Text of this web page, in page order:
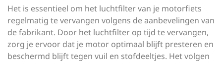
Het is essentieel om het luchtfilter van je motorfiets
regelmatig te vervangen volgens de aanbevelingen van
de fabrikant. Door het luchtfilter op tijd te vervangen,
zorg je ervoor dat je motor optimaal blijft presteren en
beschermd blijft tegen vuil en stofdeeltjes. Het volgen